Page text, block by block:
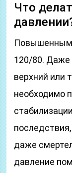
Что
Повышенным
120/80. Даже
верхний или
необходимо
даже
давление